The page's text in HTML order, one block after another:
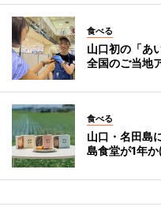
食べる
山口初の「あ
全国のご当地
食べる
山口・名田島
島食堂が1年